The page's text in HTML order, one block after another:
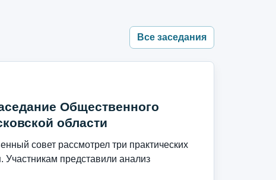
Все заседания
Общественного
области
совет рассмотрел три практических
Участникам представили анализ